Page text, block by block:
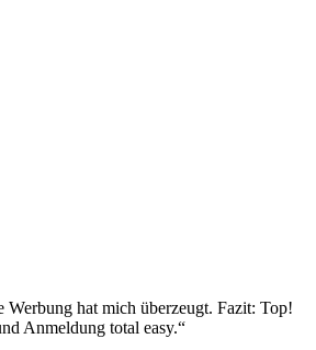
Werbung hat mich überzeugt. Fazit: Top!
Anmeldung total easy.“